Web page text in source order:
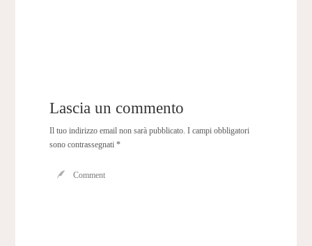
Lascia un commento
Il tuo indirizzo email non sarà pubblicato. I campi obbligatori
sono contrassegnati *